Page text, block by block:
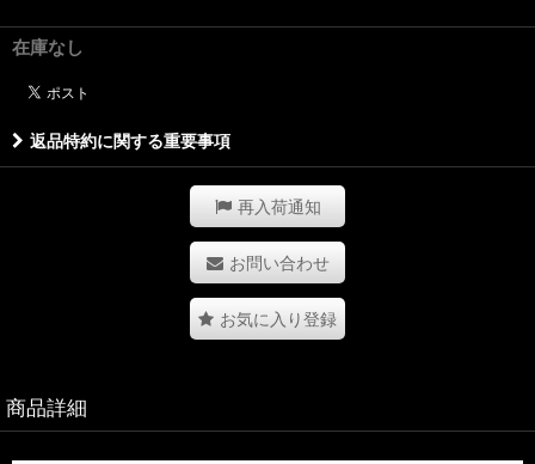
在庫なし
返品特約に関する重要事項
再入荷通知
お問い合わせ
お気に入り登録
商品詳細